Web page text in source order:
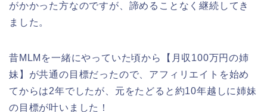
がかかった方なのですが、諦めることなく継続してき
ました。
昔MLMを一緒にやっていた頃から【月収100万円の姉
妹】が共通の目標だったので、アフィリエイトを始め
てからは2年でしたが、元をたどると約10年越しに姉妹
の目標が叶いました！